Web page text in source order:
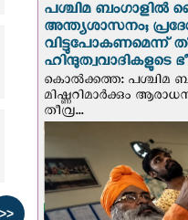
പശ്ചിമ ബംഗാളിൽ
അന്ത്യശാസനം;
വിട്ടുപോകണമെന്ന്
ഹിന്ദുത്വവാദികളുടെ
കൊല്‍ക്കത്ത: പശ്ചിമ
മിഷ്ണറിമാർക്കും
തീവ്ര...